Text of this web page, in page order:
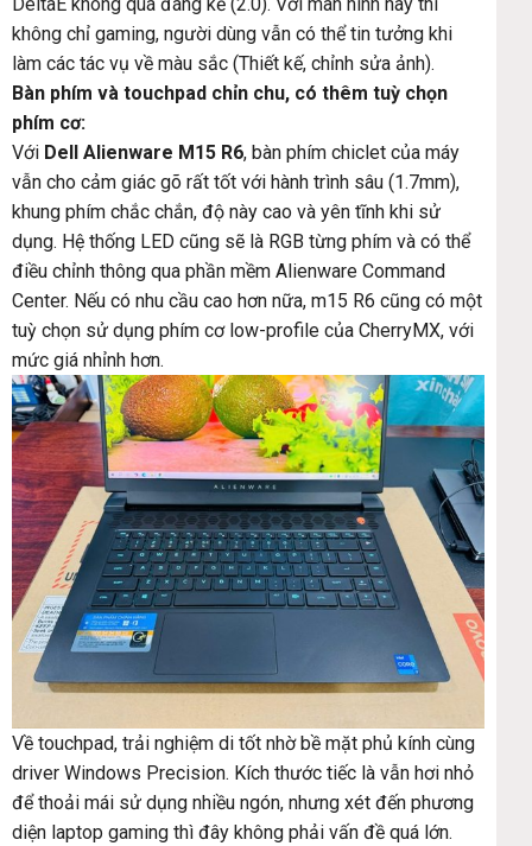
không chỉ gaming, người dùng vẫn có thể tin tưởng khi
làm các tác vụ về màu sắc (Thiết kế, chỉnh sửa ảnh).
Bàn phím và touchpad chỉn chu, có thêm tuỳ chọn
phím cơ:
Với Dell Alienware M15 R6, bàn phím chiclet của máy
vẫn cho cảm giác gõ rất tốt với hành trình sâu (1.7mm),
khung phím chắc chắn, độ này cao và yên tĩnh khi sử
dụng. Hệ thống LED cũng sẽ là RGB từng phím và có thể
điều chỉnh thông qua phần mềm Alienware Command
Center. Nếu có nhu cầu cao hơn nữa, m15 R6 cũng có một
tuỳ chọn sử dụng phím cơ low-profile của CherryMX, với
mức giá nhỉnh hơn.
Về touchpad, trải nghiệm di tốt nhờ bề mặt phủ kính cùng
driver Windows Precision. Kích thước tiếc là vẫn hơi nhỏ
để thoải mái sử dụng nhiều ngón, nhưng xét đến phương
diện laptop gaming thì đây không phải vấn đề quá lớn.